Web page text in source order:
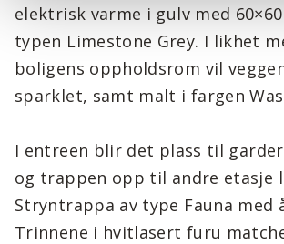
elektrisk varme i gulv med
typen Limestone Grey. I likhet
boligens oppholdsrom vil
sparklet, samt malt i fargen
I entreen blir det plass til
og trappen opp til andre etasje
Stryntrappa av type Fauna med
Trinnene i hvitlasert furu